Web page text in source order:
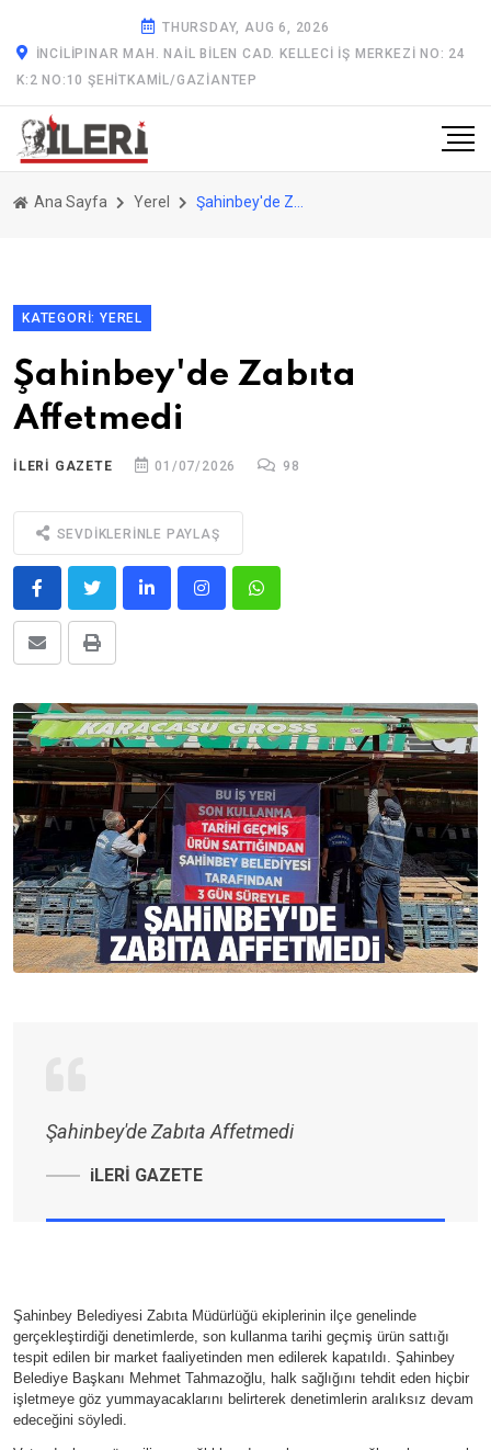
THURSDAY, AUG 6, 2026
İNCILIPINAR MAH. NAIL BILEN CAD. KELLECI İŞ MERKEZI NO: 24
K:2 NO:10 ŞEHITKAMIL/GAZİANTEP
Ana Sayfa Yerel
KATEGORI: YEREL
Şahinbey'de Zabıta
Affetmedi
ILERİ GAZETE 01/07/2026 98
SEVDIKLERINLE PAYLAŞ
Şahinbey'de Zabıta Affetmedi
iLERİ GAZETE
Şahinbey Belediyesi Zabıta Müdürlüğü ekiplerinin ilçe genelinde
gerçekleştirdiği denetimlerde, son kullanma tarihi geçmiş ürün sattığı
tespit edilen bir market faaliyetinden men edilerek kapatıldı. Şahinbey
Belediye Başkanı Mehmet Tahmazoğlu, halk sağlığını tehdit eden hiçbir
işletmeye göz yummayacaklarını belirterek denetimlerin aralıksız devam
edeceğini söyledi.